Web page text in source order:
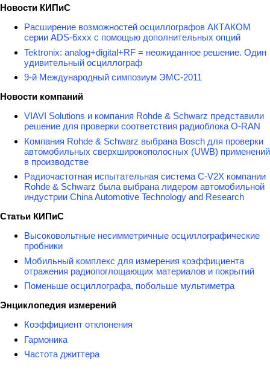
Новости КИПиС
Расширение возможностей осциллографов АКТАКОМ
серии ADS-6ххх с помощью дополнительных опций
Tektronix: analog+digital+RF = неожиданное решение. Один
удивительный осциллограф
9-й Международный симпозиум ЭМС-2011
Новости компаний
VIAVI Solutions и компания Rohde & Schwarz представили
решение для проверки соответствия радиоблока O-RAN
Компания Rohde & Schwarz выбрана Bosch для проверки
автомобильных сверхширокополосных (UWB) применений
в производстве
Радиочастотная испытательная система C-V2X компании
Rohde & Schwarz была выбрана лидером автомобильной
индустрии China Automotive Technology and Research
Статьи КИПиС
Высоковольтные несимметричные осциллографические
пробники
Мобильный комплекс для измерения коэффициента
отражения радиопоглощающих материалов и покрытий
Поменьше осциллографа, побольше мультиметра
Энциклопедия измерений
Коэффициент отклонения
Гармоника
Частота джиттера